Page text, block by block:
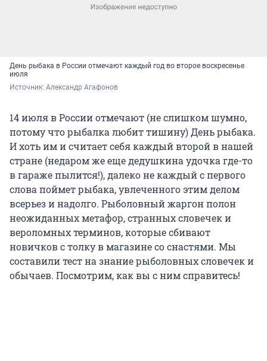
День рыбака в России отмечают каждый год во второе воскресенье
июля
Источник: Александр Агафонов
14 июля в России отмечают (не слишком шумно,
потому что рыбалка любит тишину) День рыбака.
И хоть им и считает себя каждый второй в нашей
стране (недаром же еще дедушкина удочка где-то
в гараже пылится!), далеко не каждый с первого
слова поймет рыбака, увлеченного этим делом
всерьез и надолго. Рыболовный жаргон полон
неожиданных метафор, странных словечек и
вероломных терминов, которые сбивают
новичков с толку в магазине со снастями. Мы
составили тест на знание рыболовных словечек и
обычаев. Посмотрим, как вы с ним справитесь!